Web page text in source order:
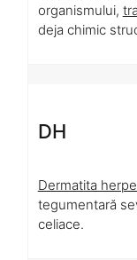
organismului,
deja chimic
DH
Dermatita
tegumentară
celiace.